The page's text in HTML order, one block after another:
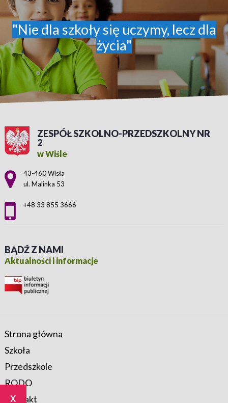
x
"Nie dla szkoły się uczymy, lecz dla
życia"
ZESPÓŁ SZKOLNO-PRZEDSZKOLNY NR
2
w Wiśle
Adres pocztowy:
43-460 Wisła
ul. Malinka 53
+48 33 855 3666
BĄDŹ Z NAMI
Aktualności i informacje
Strona główna
Szkoła
Przedszkole
RODO
Kontakt